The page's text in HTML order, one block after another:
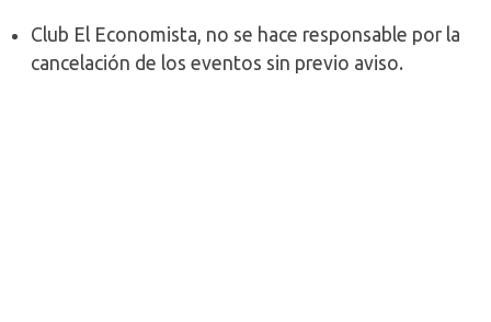
Club El Economista, no se hace responsable por la
cancelación de los eventos sin previo aviso.